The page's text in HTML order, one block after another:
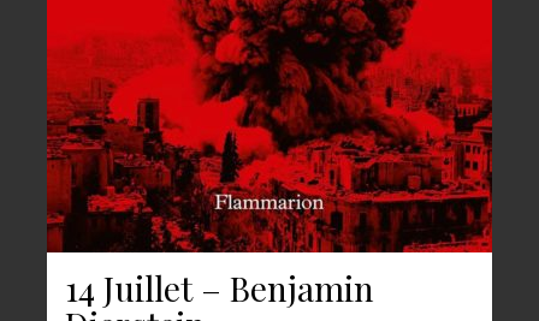
14 Juillet – Benjamin